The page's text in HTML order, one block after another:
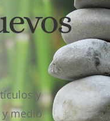
y
medio